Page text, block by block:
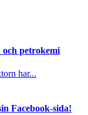
och petrokemi
har...
Facebook-sida!